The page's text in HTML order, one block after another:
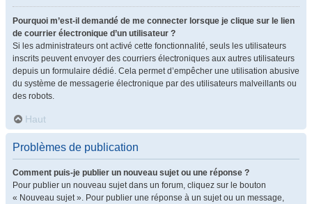
Pourquoi m’est-il demandé de me connecter lorsque je clique sur le lien
de courrier électronique d’un utilisateur ?
Si les administrateurs ont activé cette fonctionnalité, seuls les utilisateurs
inscrits peuvent envoyer des courriers électroniques aux autres utilisateurs
depuis un formulaire dédié. Cela permet d’empêcher une utilisation abusive
du système de messagerie électronique par des utilisateurs malveillants ou
des robots.
Haut
Problèmes de publication
Comment puis-je publier un nouveau sujet ou une réponse ?
Pour publier un nouveau sujet dans un forum, cliquez sur le bouton
« Nouveau sujet ». Pour publier une réponse à un sujet ou un message,